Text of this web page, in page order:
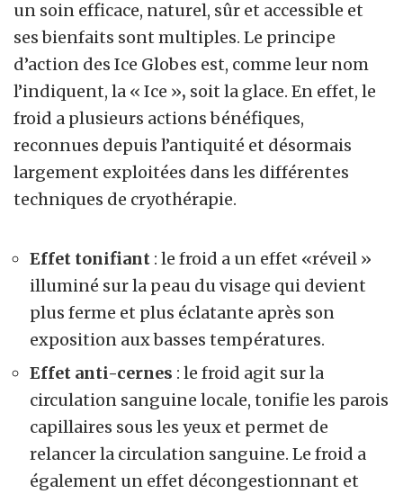
un soin efficace, naturel, sûr et accessible et
ses bienfaits sont multiples. Le principe
d’action des Ice Globes est, comme leur nom
l’indiquent, la « Ice », soit la glace. En effet, le
froid a plusieurs actions bénéfiques,
reconnues depuis l’antiquité et désormais
largement exploitées dans les différentes
techniques de cryothérapie.
Effet tonifiant : le froid a un effet «réveil »
illuminé sur la peau du visage qui devient
plus ferme et plus éclatante après son
exposition aux basses températures.
Effet anti-cernes : le froid agit sur la
circulation sanguine locale, tonifie les parois
capillaires sous les yeux et permet de
relancer la circulation sanguine. Le froid a
également un effet décongestionnant et